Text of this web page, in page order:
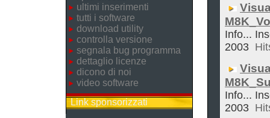
ultimi inserimenti
tutti i software
download utility
controlla versione
segnala bug programma
dettaglio licenze
dicono di noi
video software
Link sponsorizzati
Info...
2003
Info...
2003